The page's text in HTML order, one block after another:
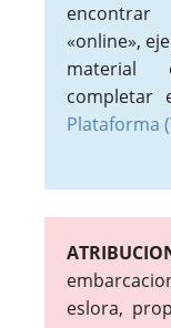
«online»,
material
completar
Plataforma
eslora,